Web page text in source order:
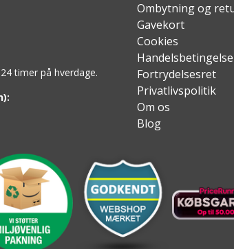
timer på hverdage.
Ombytning og
Gavekort
Cookies
Fortrydelsesret
Privatlivspolitik
Om os
Blog